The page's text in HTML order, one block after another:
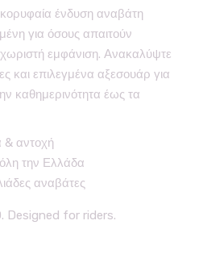
ένδυση αναβάτη
για όσους απαιτούν
εμφάνιση. Ανακαλύψτε
και επιλεγμένα αξεσουάρ για
καθημερινότητα έως τα
& αντοχή
την Ελλάδα
αναβάτες
Designed for riders.